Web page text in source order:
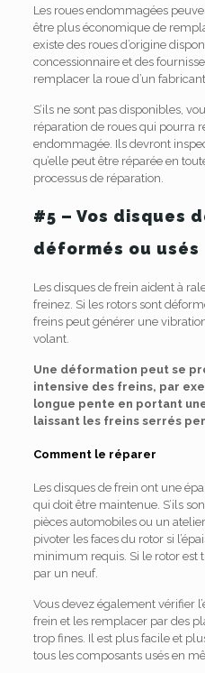
Les roues endommagées
être plus économique de
existe des roues d’origine
concessionnaire et des
remplacer la roue d’un
S’ils ne sont pas disponibles,
réparation de roues qui pourra
endommagée. Ils devront
qu’elle peut être réparée en
processus de réparation.
#5 – Vos disques
déformés ou usés
Les disques de frein aident à
freinez. Si les rotors sont
freins peut générer une
volant.
Une déformation peut se
intensive des freins, par
longue pente en portant
laissant les freins serrés
Comment le réparer
Les disques de frein ont une
qui doit être maintenue. S’ils
pièces automobiles ou un
pivoter les faces du rotor si
minimum requis. Si le rotor est
par un neuf.
Vous devez également vérifier
frein et les remplacer par des
trop fines. Il est plus facile et
tous les composants usés en